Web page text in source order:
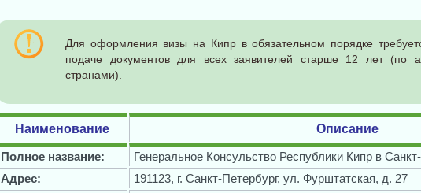
Для оформления визы на Кипр в обязательном порядке
подаче документов для всех заявителей старше 12 лет (по
странами).
Наименование Описание
Полное название:
Генеральное Консульство Республики Кипр в
Адрес:
191123, г. Санкт-Петербург, ул. Фурштатская, д. 27